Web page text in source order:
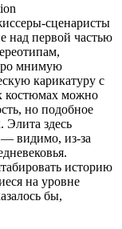
сценаристы
над первой частью
мнимую
карикатуру с
костюмах можно
но подобное
Элита здесь
— видимо, из-за
историю
на уровне
бы,